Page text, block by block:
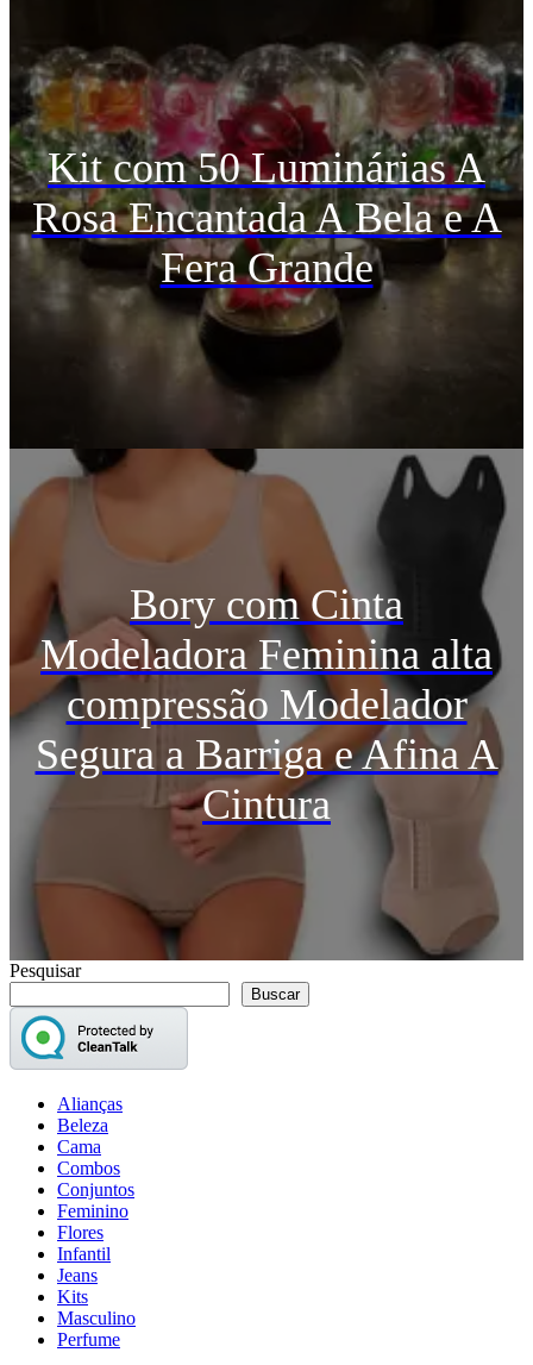
Kit com 50 Luminárias A
Rosa Encantada A Bela e A
Fera Grande
Bory com Cinta
Modeladora Feminina alta
compressão Modelador
Segura a Barriga e Afina A
Cintura
Pesquisar
Buscar
Alianças
Beleza
Cama
Combos
Conjuntos
Feminino
Flores
Infantil
Jeans
Kits
Masculino
Perfume